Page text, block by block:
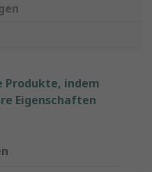
Produkte, indem
Eigenschaften